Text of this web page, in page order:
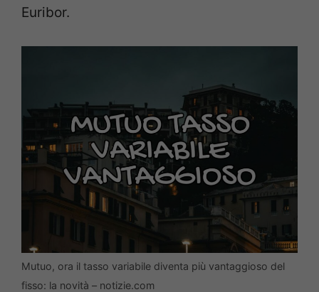
Euribor.
Mutuo, ora il tasso variabile diventa più vantaggioso del
fisso: la novità – notizie.com